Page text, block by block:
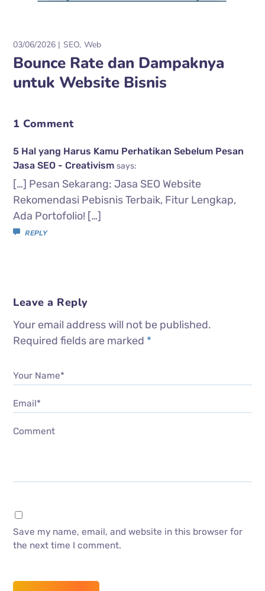
03/06/2026 SEO Web
Bounce Rate dan Dampaknya
untuk Website Bisnis
1 Comment
5 Hal yang Harus Kamu Perhatikan Sebelum Pesan
Jasa SEO - Creativism says:
[…] Pesan Sekarang: Jasa SEO Website
Rekomendasi Pebisnis Terbaik, Fitur Lengkap,
Ada Portofolio! […]
REPLY
Leave a Reply
Your email address will not be published.
Required fields are marked *
Your Name*
Email*
Comment
Save my name, email, and website in this browser for
the next time I comment.